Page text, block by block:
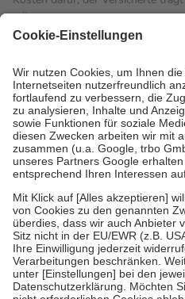
mit.
Grundsätzlich leisten Mitglieder
höchstens zehn Euro.
Es sind
tatsächlichen Kosten der Leistung
Diese Regeln gelten
Bei Heilmitteln und häuslicher
Zuzahlung zehn Prozent der
Verordnung.
Um das Engagement der
zu stärken und die besondere
fallenkeine Zuzahlungenan bei:
• Kindern und Jugendlichen bis
mit Ausnahme der Fahrkosten
• Untersuchungen zur Vorsorge
GKV getragen werden
• empfohlenen Schutzimpfungen